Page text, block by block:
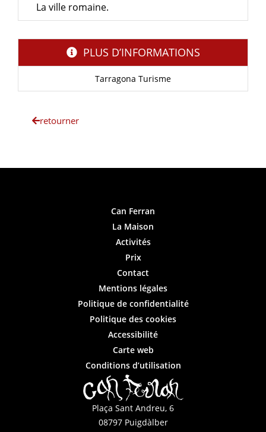
La ville romaine.
PLUS D’INFORMATIONS
Tarragona Turisme
retourner
Can Ferran
La Maison
Activités
Prix
Contact
Mentions légales
Politique de confidentialité
Politique des cookies
Accessibilité
Carte web
Conditions d’utilisation
Plaça Sant Andreu, 6
08797 Puigdàlber